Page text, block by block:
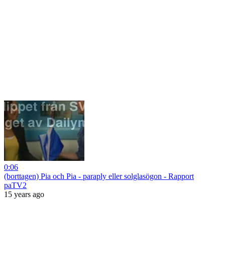
0:06
(borttagen) Pia och Pia - paraply eller solglasögon - Rapport
paTV2
15 years ago